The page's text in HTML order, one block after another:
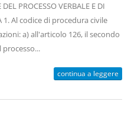
PROCESSO VERBALE E DI
1. Al codice di procedura civile
a) all'articolo 126, il secondo
continua a leggere